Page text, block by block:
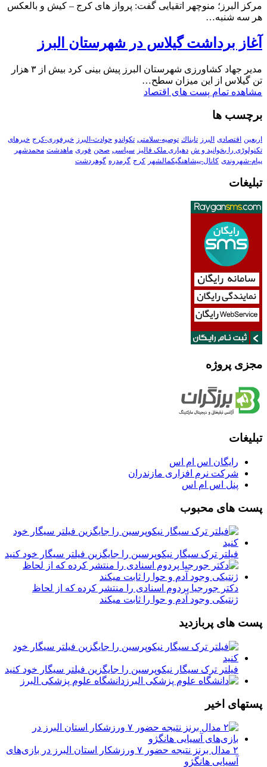
مرکز البرز؛ منوچهر اتقیایی گفت: پرواز های کرج – کیش و بالعکس
هر سه شنبه…
آغاز برداشت گیلاس در شهرستان البرز
مدیر جهاد کشاورزی شهرستان البرز پیش بینی کرد بیش از ۳ هزار
تن گیلاس از این میزان سطح…
مشاهده تمام پست های اقتصاد
برچسب ها
اربعین اقتصادی البرز تابناك توصیه-سلامتی تکواندو حوادث-البرز خبرفوری-کرج خبرهای
تکنولوڑی را بخوانید و ش دهیاری ملک فالیز سیاسی صحن فوری ماهدشت محمدشهر
پیام-شهروندی کانال-پیشاهنگیکمالشهر کرج گرمدره گوهردشت
تبلیغات
مجزی پروژه
تبلیغات
رایگان اس ام اس
شرکت نرم افزاری مازندران
پنل اس ام اس
پست های محبوب
فیلتر ترک سیگار نیکوپرسین را جایگزین فیلتر سیگار خود کنید
دکتر جورجیا پردوم اسنادی را منتشر کرده که از لحاظ
ژنتیکی وجود آدم و حوا را ثابت میکند
پست های پربازدید
فیلتر ترک سیگار نیکوپرسین را جایگزین فیلتر سیگار خود کنید
دانشگاه علوم پزشکی البرز
پستهای اخیر
۲ مدال برنز نتیجه حضور ۷ ورزشکار استان البرز در بازی‌های
آسیایی هانگژو